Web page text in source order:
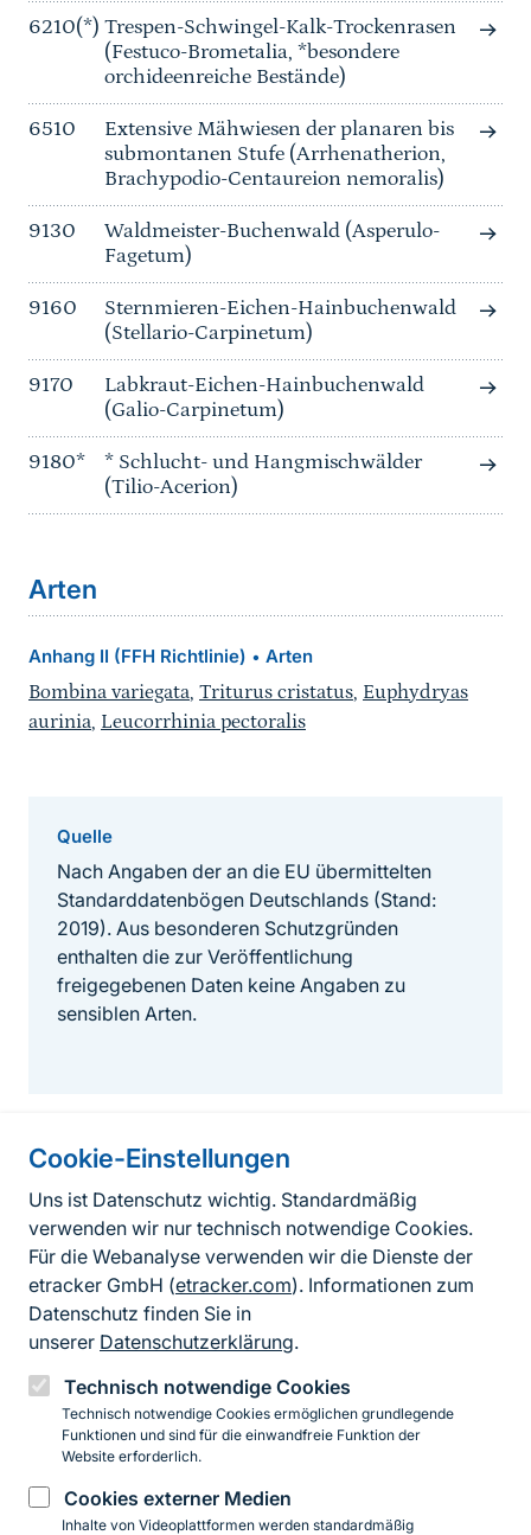
Cookie-Einstellungen
Uns ist Datenschutz wichtig. Standardmäßig
verwenden wir nur technisch notwendige Cookies.
Für die Webanalyse verwenden wir die Dienste der
etracker GmbH (etracker.com). Informationen zum
Datenschutz finden Sie in
unserer Datenschutzerklärung.
Technisch notwendige Cookies
Technisch notwendige Cookies ermöglichen grundlegende
Funktionen und sind für die einwandfreie Funktion der
Website erforderlich.
Cookies externer Medien
Inhalte von Videoplattformen werden standardmäßig
6210(*) Trespen-Schwingel-Kalk-Trockenrasen
(Festuco-Brometalia, *besondere
orchideenreiche Bestände)
6510
Extensive Mähwiesen der planaren bis
submontanen Stufe (Arrhenatherion,
Brachypodio-Centaureion nemoralis)
9130
Waldmeister-Buchenwald (Asperulo-
Fagetum)
9160
Sternmieren-Eichen-Hainbuchenwald
(Stellario-Carpinetum)
9170
Labkraut-Eichen-Hainbuchenwald
(Galio-Carpinetum)
9180*
* Schlucht- und Hangmischwälder
(Tilio-Acerion)
Arten
Anhang II (FFH Richtlinie) • Arten
Bombina variegata, Triturus cristatus, Euphydryas
aurinia, Leucorrhinia pectoralis
Quelle
Nach Angaben der an die EU übermittelten
Standarddatenbögen Deutschlands (Stand:
2019). Aus besonderen Schutzgründen
enthalten die zur Veröffentlichung
freigegebenen Daten keine Angaben zu
sensiblen Arten.
Informationen zur Seite
FußzeileKontakt zum BfN
Kontaktformular
Erklärung zur Barrierefreiheit
Impressum
Datenschutz
InstagramFacebookYouTubeLinkedIn